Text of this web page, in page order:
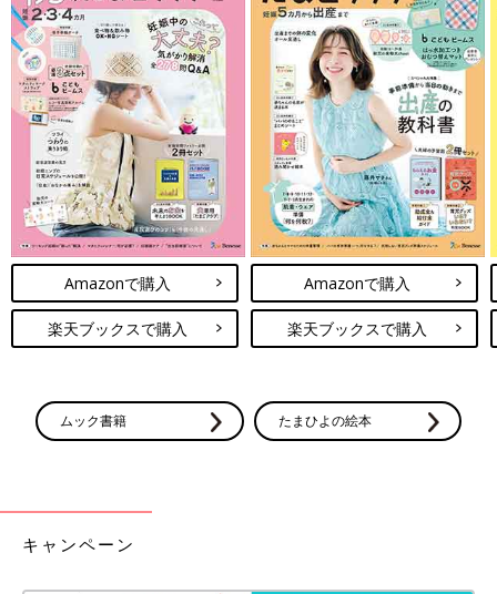
Amazonで購入
楽天ブックスで購入
Amazonで購入
楽天ブックスで購入
ムック書籍 たまひよの絵本
キャンペーン